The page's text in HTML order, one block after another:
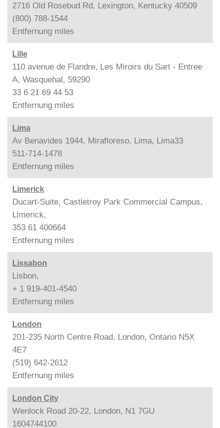
2716 Old Rosebud Rd, Lexington, Kentucky 40509
(800) 788-1544
Entfernung miles
Lille
110 avenue de Flandre, Les Miroirs du Sart - Entree
A, Wasquehal, 59290
33 6 21 69 44 53
Entfernung miles
Lima
Av Benavides 1944, Mirafloreso, Lima, Lima33
511-714-1478
Entfernung miles
Limerick
Ducart-Suite, Castletroy Park Commercial Campus,
Limerick,
353 61 400664
Entfernung miles
Lissabon
Lisbon,
+ 1 919-401-4540
Entfernung miles
London
201-235 North Centre Road, London, Ontario N5X
4E7
(519) 642-2612
Entfernung miles
London City
Wenlock Road 20-22, London, N1 7GU
1604744100